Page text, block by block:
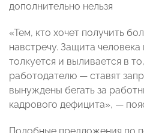
дополнительно нельзя
«Тем, кто хочет получить
навстречу. Защита
толкуется и выливается в
работодателю — ставят
вынуждены бегать за
кадрового дефицита», —